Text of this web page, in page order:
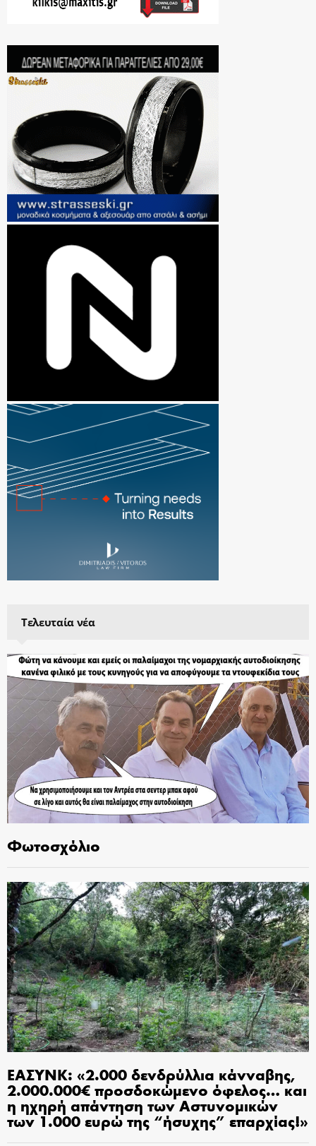
Τελευταία νέα
Φωτοσχόλιο
ΕΑΣΥΝΚ: «2.000 δενδρύλλια κάνναβης,
2.000.000€ προσδοκώμενο όφελος… και
η ηχηρή απάντηση των Αστυνομικών
των 1.000 ευρώ της “ήσυχης” επαρχίας!»